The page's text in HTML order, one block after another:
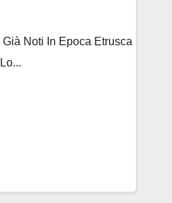
Noti In Epoca Etrusca